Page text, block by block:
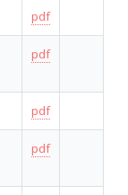
pdf
pdf
pdf
pdf